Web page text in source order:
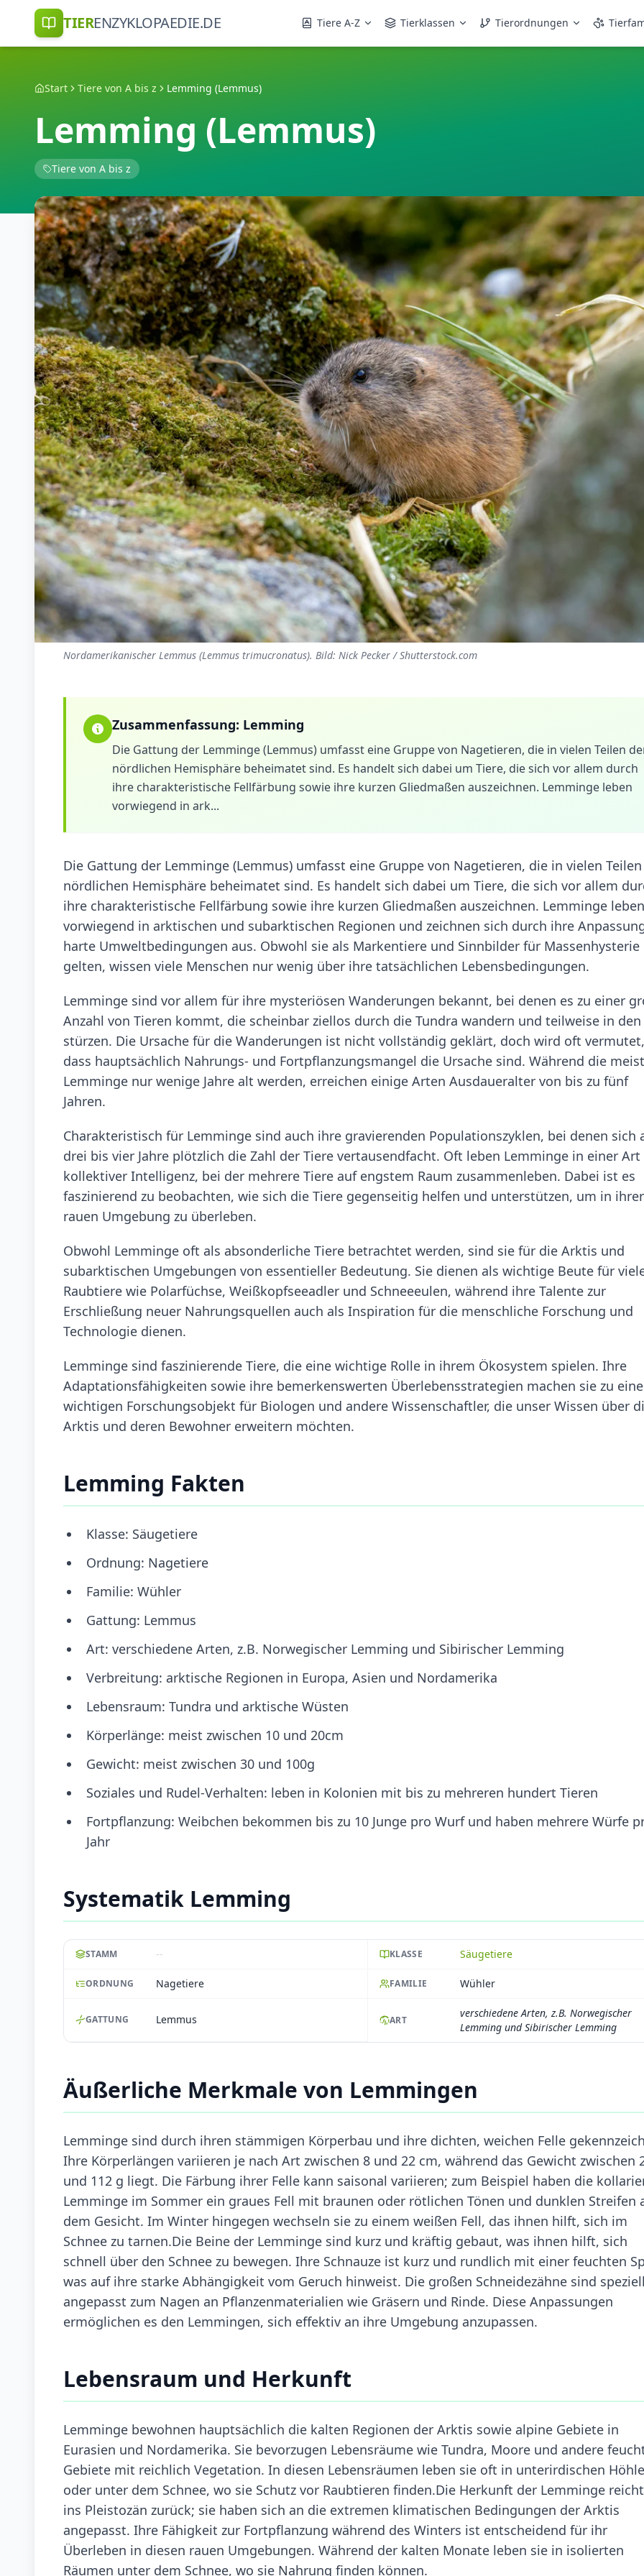
TIERENZYKLOPAEDIE.DE Tiere A-Z Tierklassen Tierordnungen
Start Tiere von A bis z Lemming (Lemmus)
Lemming (Lemmus)
Tiere von A bis z
Nordamerikanischer Lemmus (Lemmus trimucronatus). Bild: Nick Pecker / Shutterstock.com
Zusammenfassung: Lemming
Die Gattung der Lemminge (Lemmus) umfasst eine Gruppe von Nagetieren, die in vielen Teilen
nördlichen Hemisphäre beheimatet sind. Es handelt sich dabei um Tiere, die sich vor allem durch
ihre charakteristische Fellfärbung sowie ihre kurzen Gliedmaßen auszeichnen. Lemminge leben
vorwiegend in ark...
Die Gattung der Lemminge (Lemmus) umfasst eine Gruppe von Nagetieren, die in vielen
nördlichen Hemisphäre beheimatet sind. Es handelt sich dabei um Tiere, die sich vor allem
ihre charakteristische Fellfärbung sowie ihre kurzen Gliedmaßen auszeichnen. Lemminge leben
vorwiegend in arktischen und subarktischen Regionen und zeichnen sich durch ihre
harte Umweltbedingungen aus. Obwohl sie als Markentiere und Sinnbilder für Massenhysterie
gelten, wissen viele Menschen nur wenig über ihre tatsächlichen Lebensbedingungen.
Lemminge sind vor allem für ihre mysteriösen Wanderungen bekannt, bei denen es zu einer
Anzahl von Tieren kommt, die scheinbar ziellos durch die Tundra wandern und teilweise in den
stürzen. Die Ursache für die Wanderungen ist nicht vollständig geklärt, doch wird oft vermutet,
dass hauptsächlich Nahrungs- und Fortpflanzungsmangel die Ursache sind. Während die
Lemminge nur wenige Jahre alt werden, erreichen einige Arten Ausdaueralter von bis zu fünf
Jahren.
Charakteristisch für Lemminge sind auch ihre gravierenden Populationszyklen, bei denen sich
drei bis vier Jahre plötzlich die Zahl der Tiere vertausendfacht. Oft leben Lemminge in einer Art
kollektiver Intelligenz, bei der mehrere Tiere auf engstem Raum zusammenleben. Dabei ist es
faszinierend zu beobachten, wie sich die Tiere gegenseitig helfen und unterstützen, um in ihrer
rauen Umgebung zu überleben.
Obwohl Lemminge oft als absonderliche Tiere betrachtet werden, sind sie für die Arktis und
subarktischen Umgebungen von essentieller Bedeutung. Sie dienen als wichtige Beute für
Raubtiere wie Polarfüchse, Weißkopfseeadler und Schneeeulen, während ihre Talente zur
Erschließung neuer Nahrungsquellen auch als Inspiration für die menschliche Forschung und
Technologie dienen.
Lemminge sind faszinierende Tiere, die eine wichtige Rolle in ihrem Ökosystem spielen. Ihre
Adaptationsfähigkeiten sowie ihre bemerkenswerten Überlebensstrategien machen sie zu
wichtigen Forschungsobjekt für Biologen und andere Wissenschaftler, die unser Wissen über
Arktis und deren Bewohner erweitern möchten.
Lemming Fakten
Klasse: Säugetiere
Ordnung: Nagetiere
Familie: Wühler
Gattung: Lemmus
Art: verschiedene Arten, z.B. Norwegischer Lemming und Sibirischer Lemming
Verbreitung: arktische Regionen in Europa, Asien und Nordamerika
Lebensraum: Tundra und arktische Wüsten
Körperlänge: meist zwischen 10 und 20cm
Gewicht: meist zwischen 30 und 100g
Soziales und Rudel-Verhalten: leben in Kolonien mit bis zu mehreren hundert Tieren
Fortpflanzung: Weibchen bekommen bis zu 10 Junge pro Wurf und haben mehrere Würfe
Jahr
Systematik Lemming
STAMM -- KLASSE Säugetiere
ORDNUNG Nagetiere FAMILIE Wühler
GATTUNG Lemmus ART
verschiedene Arten, z.B. Norwegischer
Lemming und Sibirischer Lemming
Äußerliche Merkmale von Lemmingen
Lemminge sind durch ihren stämmigen Körperbau und ihre dichten, weichen Felle
Ihre Körperlängen variieren je nach Art zwischen 8 und 22 cm, während das Gewicht zwischen
und 112 g liegt. Die Färbung ihrer Felle kann saisonal variieren; zum Beispiel haben die
Lemminge im Sommer ein graues Fell mit braunen oder rötlichen Tönen und dunklen Streifen
dem Gesicht. Im Winter hingegen wechseln sie zu einem weißen Fell, das ihnen hilft, sich im
Schnee zu tarnen.Die Beine der Lemminge sind kurz und kräftig gebaut, was ihnen hilft, sich
schnell über den Schnee zu bewegen. Ihre Schnauze ist kurz und rundlich mit einer feuchten
was auf ihre starke Abhängigkeit vom Geruch hinweist. Die großen Schneidezähne sind
angepasst zum Nagen an Pflanzenmaterialien wie Gräsern und Rinde. Diese Anpassungen
ermöglichen es den Lemmingen, sich effektiv an ihre Umgebung anzupassen.
Lebensraum und Herkunft
Lemminge bewohnen hauptsächlich die kalten Regionen der Arktis sowie alpine Gebiete in
Eurasien und Nordamerika. Sie bevorzugen Lebensräume wie Tundra, Moore und andere
Gebiete mit reichlich Vegetation. In diesen Lebensräumen leben sie oft in unterirdischen
oder unter dem Schnee, wo sie Schutz vor Raubtieren finden.Die Herkunft der Lemminge
ins Pleistozän zurück; sie haben sich an die extremen klimatischen Bedingungen der Arktis
angepasst. Ihre Fähigkeit zur Fortpflanzung während des Winters ist entscheidend für ihr
Überleben in diesen rauen Umgebungen. Während der kalten Monate leben sie in isolierten
Räumen unter dem Schnee, wo sie Nahrung finden können.